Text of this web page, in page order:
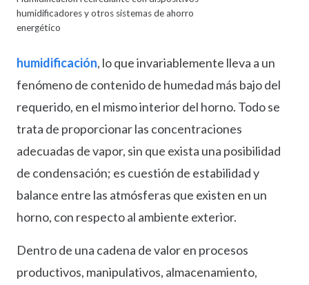
humidificadores y otros sistemas de ahorro
energético
humidificación, lo que invariablemente lleva a un
fenómeno de contenido de humedad más bajo del
requerido, en el mismo interior del horno. Todo se
trata de proporcionar las concentraciones
adecuadas de vapor, sin que exista una posibilidad
de condensación; es cuestión de estabilidad y
balance entre las atmósferas que existen en un
horno, con respecto al ambiente exterior.
Dentro de una cadena de valor en procesos
productivos, manipulativos, almacenamiento,